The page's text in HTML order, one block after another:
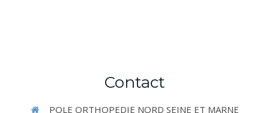
Contact
POLE ORTHOPEDIE NORD SEINE ET MARNE